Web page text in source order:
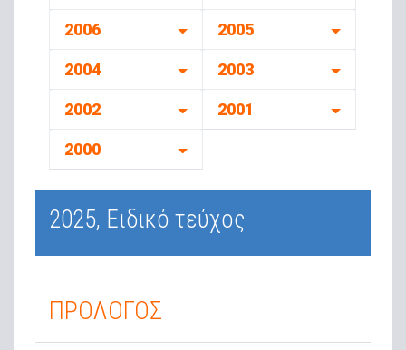
2006 2005
2004 2003
2002 2001
2000
2025, Ειδικό τεύχος
ΠΡΟΛΟΓΟΣ